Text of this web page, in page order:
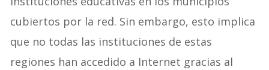
cubiertos por la red. Sin embargo, esto implica
que no todas las instituciones de estas
regiones han accedido a Internet gracias al